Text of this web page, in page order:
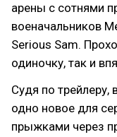
арены с сотнями
военачальников
Serious Sam.
одиночку, так и
Судя по трейлеру,
одно новое для
прыжками через